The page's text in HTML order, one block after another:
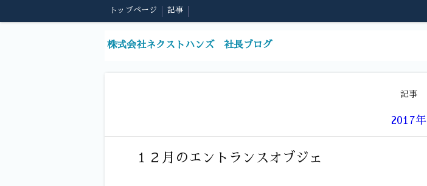
トップページ 記事
株式会社ネクストハンズ 社長ブログ
記事
2017年
１２月のエントランスオブジェ